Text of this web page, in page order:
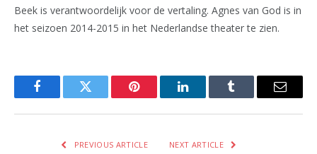
Beek is verantwoordelijk voor de vertaling. Agnes van God is in
het seizoen 2014-2015 in het Nederlandse theater te zien.
FacebookTwitter Pinterest LinkedInTumblr Email
PREVIOUS ARTICLE NEXT ARTICLE